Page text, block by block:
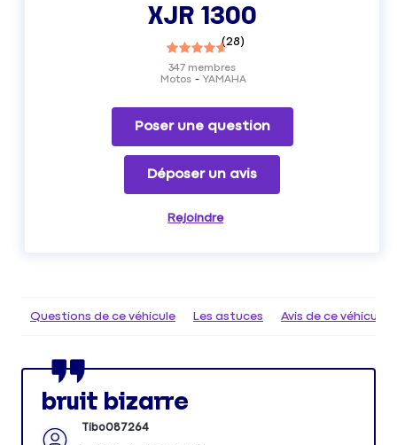
XJR 1300
(28)
Motos YAMAHA
347 membres
Poser une question
Déposer un avis
Rejoindre
Questions de ce véhicule Les astuces Avis de ce véhicule
bruit bizarre
Tibo087264